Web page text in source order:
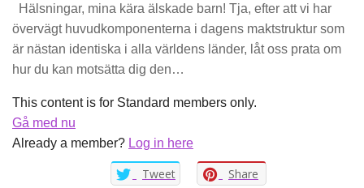
Hälsningar, mina kära älskade barn! Tja, efter att vi har
övervägt huvudkomponenterna i dagens maktstruktur som
är nästan identiska i alla världens länder, låt oss prata om
hur du kan motsätta dig den…
This content is for Standard members only.
Gå med nu
Already a member? Log in here
Tweet Share